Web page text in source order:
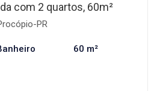
com 2 quartos, 60m²
PR
60 m²